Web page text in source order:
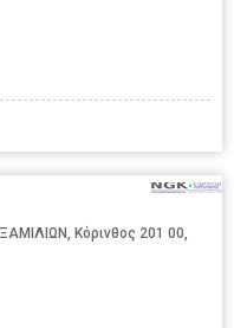
Κόρινθος 201 00,